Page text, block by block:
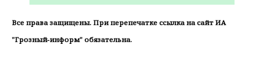
Все права защищены. При перепечатке ссылка на сайт ИА
"Грозный-информ" обязательна.